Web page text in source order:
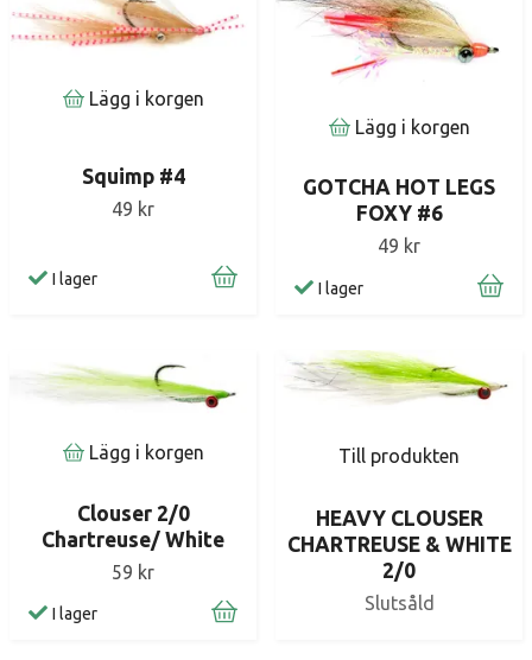
Lägg i korgen
Squimp #4
49 kr
I lager
Lägg i korgen
GOTCHA HOT LEGS
FOXY #6
49 kr
I lager
Lägg i korgen
Clouser 2/0
Chartreuse/ White
59 kr
I lager
Till produkten
HEAVY CLOUSER
CHARTREUSE & WHITE
2/0
Slutsåld